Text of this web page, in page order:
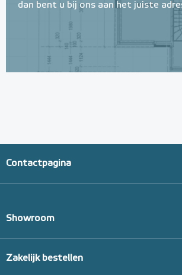
Tacker-isolatieplaten, 20mm
€ 99,00
dan bent u bij ons aan het juiste
Contactpagina
Showroom
Zakelijk bestellen